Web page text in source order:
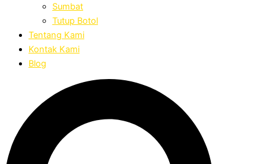
Sumbat
Tutup Botol
Tentang Kami
Kontak Kami
Blog